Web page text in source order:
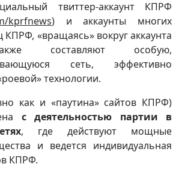
твиттер-аккаунт КПРФ
kprfnews) и аккаунты многих
«вращаясь» вокруг аккаунта
составляют особую,
сеть, эффективно
технологии.
как и «паутина» сайтов КПРФ)
с деятельностью партии в
, где действуют мощные
и ведется индивидуальная
КПРФ.